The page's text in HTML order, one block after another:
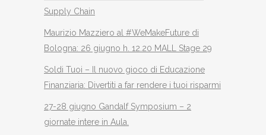
Supply Chain
Maurizio Mazziero al #WeMakeFuture di
Bologna: 26 giugno h. 12.20 MALL Stage 29
Soldi Tuoi – Il nuovo gioco di Educazione
Finanziaria: Divertiti a far rendere i tuoi risparmi
27-28 giugno Gandalf Symposium – 2
giornate intere in Aula.